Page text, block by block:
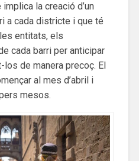
la creació d’un
a cada districte i que té
entitats, els
cada barri per anticipar
de manera precoç. El
al mes d’abril i
mesos.